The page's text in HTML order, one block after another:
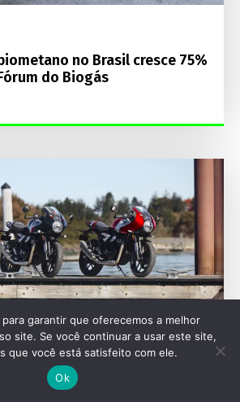
no Brasil cresce 75%
do Biogás
garantir que oferecemos a melhor
site. Se você continuar a usar este site,
que você está satisfeito com ele.
Ok